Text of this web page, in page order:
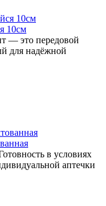
10см
— это передовой
для надёжной
в условиях
аптечки